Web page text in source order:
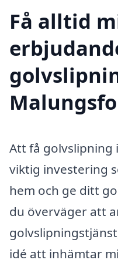
Få alltid
Att få golvslipning
viktig investering
hem och ge ditt
du överväger att
idé att inhämtar